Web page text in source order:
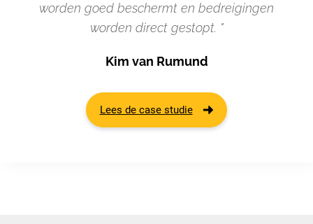
worden goed beschermt en bedreigingen
worden direct gestopt. "
Kim van Rumund
Lees de case studie